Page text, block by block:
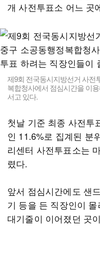
개 사전투표소 어느 곳
제9회 전국동시지방선거 사전
복합청사에서 점심시간을 이
서고 있다.
첫날 기준 최종 사전투
인 11.6%로 집계된 분
리센터 사전투표소는
렸다.
앞서 점심시간에도 샌
기 등을 든 직장인이
대기줄이 이어졌던 곳